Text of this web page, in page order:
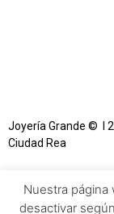
Joyería Grande © l
Ciudad Rea
Nuestra página
desactivar